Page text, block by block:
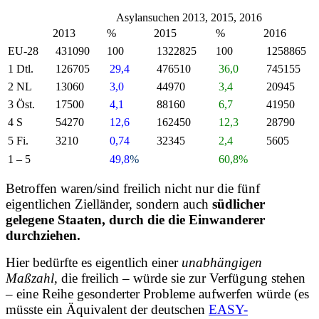
Asylansuchen 2013, 2015, 2016
2013
% 2015 %
2016
EU-28
431090 100 1322825 100
1258865
1 Dtl.
126705 29,4 476510 36,0
745155
2 NL
13060 3,0 44970 3,4
20945
3 Öst.
17500 4,1 88160 6,7
41950
4 S
54270 12,6 162450 12,3
28790
5 Fi.
3210 0,74 32345 2,4
5605
1 – 5
49,8% 60,8%
Betroffen waren/sind freilich nicht nur die fünf
eigentlichen Zielländer, sondern auch südlicher
gelegene Staaten, durch die die Einwanderer
durchziehen.
Hier bedürfte es eigentlich einerunabhängigen
Maßzahl, die freilich – würde sie zur Verfügung stehen
– eine Reihe gesonderter Probleme aufwerfen würde (es
müsste ein Äquivalent der deutschen EASY-